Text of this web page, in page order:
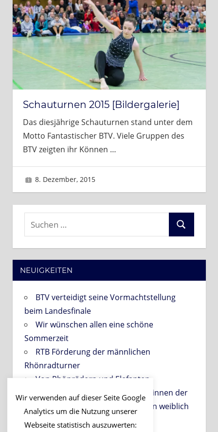
Schauturnen 2015 [Bildergalerie]
Das diesjährige Schauturnen stand unter dem
Motto Fantastischer BTV. Viele Gruppen des
BTV zeigten ihr Können …
8. Dezember, 2015
Suchen
Suchen
NEUIGKEITEN
BTV verteidigt seine Vormachtstellung
beim Landesfinale
Wir wünschen allen eine schöne
Sommerzeit
RTB Förderung der männlichen
Rhönradturner
Von Rhönrädern und Elefanten
PROBETRAINING für Interessentinnen der
Gruppen der Abteilung Gerätturnen weiblich
am 06.09.2026!
Wir verwenden auf dieser Seite Google
Analytics um die Nutzung unserer
Webseite statistisch auszuwerten: